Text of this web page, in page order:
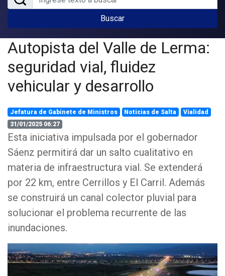
Buscar
Autopista del Valle de Lerma:
seguridad vial, fluidez
vehicular y desarrollo
Jefatura de Gabinete de Ministros Noticias de Salta
Vialidad
31/01/2025 06:27
Esta iniciativa impulsada por el gobernador
Sáenz permitirá dar un salto cualitativo en
materia de infraestructura vial. Se extenderá
por 22 km, entre Cerrillos y El Carril. Además
se construirá un canal colector pluvial para
solucionar el problema recurrente de las
inundaciones.